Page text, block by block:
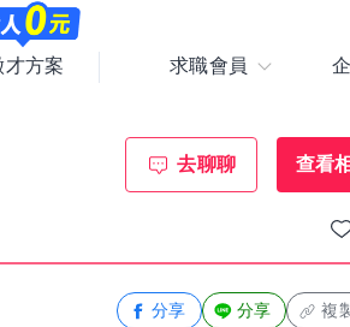
才方案 求職會員
去聊聊 查看
分享 分享 複